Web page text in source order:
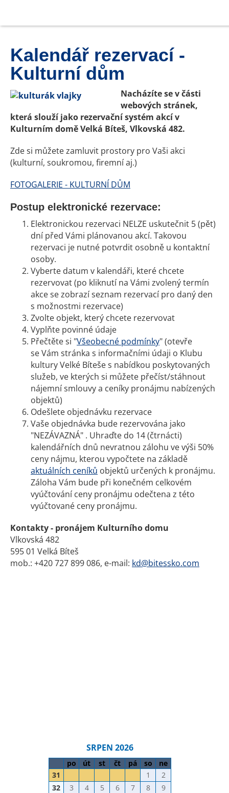
Kalendář rezervací -
Kulturní dům
Nacházíte se v části
webových stránek,
která slouží jako rezervační systém akcí v
Kulturním domě Velká Bíteš, Vlkovská 482.
Zde si můžete zamluvit prostory pro Vaši akci
(kulturní, soukromou, firemní aj.)
FOTOGALERIE - KULTURNÍ DŮM
Postup elektronické rezervace:
Elektronickou rezervaci NELZE uskutečnit 5 (pět)
dní před Vámi plánovanou akcí. Takovou
rezervaci je nutné potvrdit osobně u kontaktní
osoby.
Vyberte datum v kalendáři, které chcete
rezervovat (po kliknutí na Vámi zvolený termín
akce se zobrazí seznam rezervací pro daný den
s možnostmi rezervace)
Zvolte objekt, který chcete rezervovat
Vyplňte povinné údaje
Přečtěte si "Všeobecné podmínky" (otevře
se Vám stránka s informačními údaji o Klubu
kultury Velké Bíteše s nabídkou poskytovaných
služeb, ve kterých si můžete přečíst/stáhnout
nájemní smlouvy a ceníky pronájmu nabízených
objektů)
Odešlete objednávku rezervace
Vaše objednávka bude rezervována jako
"NEZÁVAZNÁ" . Uhraďte do 14 (čtrnácti)
kalendářních dnů nevratnou zálohu ve výši 50%
ceny nájmu, kterou vypočtete na základě
aktuálních ceníků objektů určených k pronájmu.
Záloha Vám bude při konečném celkovém
vyúčtování ceny pronájmu odečtena z této
vyúčtované ceny pronájmu.
Kontakty - pronájem Kulturního domu
Vlkovská 482
595 01 Velká Bíteš
mob.: +420 727 899 086, e-mail: kd@bitessko.com
SRPEN 2026
po út st čt pá so
ne
31
1
2
32
3 4 5 6 7 8
9